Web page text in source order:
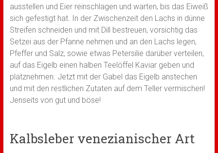
ausstellen und Eier reinschlagen und warten, bis das Eiweiß
sich gefestigt hat. In der Zwischenzeit den Lachs in dünne
Streifen schneiden und mit Dill bestreuen, vorsichtig das
Setzei aus der Pfanne nehmen und an den Lachs legen,
Pfeffer und Salz, sowie etwas Petersilie darüber verteilen,
auf das Eigelb einen halben Teelöffel Kaviar geben und
platznehmen. Jetzt mit der Gabel das Eigelb anstechen
und mit den restlichen Zutaten auf dem Teller vermischen!
Jenseits von gut und böse!
Kalbsleber venezianischer Art